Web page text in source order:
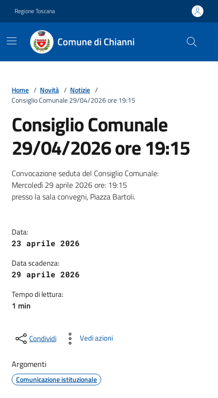
Regione Toscana
Comune di Chianni
Home / Novità / Notizie /
Consiglio Comunale 29/04/2026 ore 19:15
Consiglio Comunale
29/04/2026 ore 19:15
Dettagli della notizia
Convocazione seduta del Consiglio Comunale:
Mercoledì 29 aprile 2026 ore: 19:15
presso la sala convegni, Piazza Bartoli.
Data:
23 aprile 2026
Data scadenza:
29 aprile 2026
Tempo di lettura:
1 min
Condividi Vedi azioni
Argomenti
Comunicazione istituzionale